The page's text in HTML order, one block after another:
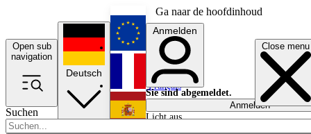
Ga naar de hoofdinhoud
Open sub
navigation
Close menu
Suchen
Deutsch
English
Français
Anmelden
Sie sind abgemeldet.
Anmelden
Licht aus